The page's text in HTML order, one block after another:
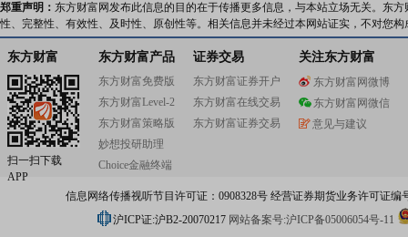
郑重声明： 东方财富网发布此信息的目的在于传播更多信息，与本站立场无关。东
性、完整性、有效性、及时性、原创性等。相关信息并未经过本网站证实，不对您
东方财富
扫一扫下载
APP
东方财富产品
东方财富免费版
东方财富Level-2
东方财富策略版
妙想投研助理
Choice金融终端
证券交易
东方财富证券开户
东方财富在线交易
东方财富证券交易
关注东方财富
东方财富网微博
东方财富网微信
意见与建议
信息网络传播视听节目许可证：0908328号 经营证券期货业务许可证编
沪ICP证:沪B2-20070217 网站备案号:沪ICP备05006054号-11